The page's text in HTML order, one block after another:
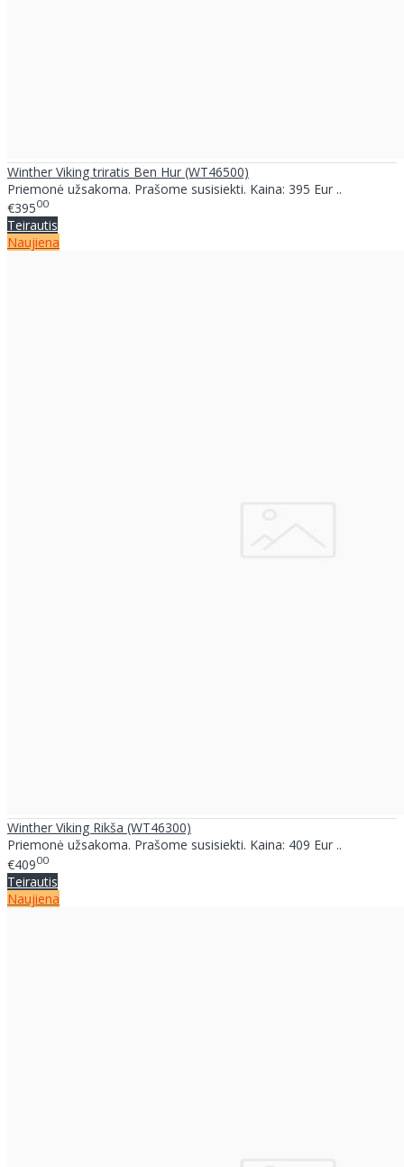
Winther Viking triratis Ben Hur (WT46500)
Priemonė užsakoma. Prašome susisiekti. Kaina: 395 Eur ..
€39500
Teirautis
Naujiena
Winther Viking Rikša (WT46300)
Priemonė užsakoma. Prašome susisiekti. Kaina: 409 Eur ..
€40900
Teirautis
Naujiena